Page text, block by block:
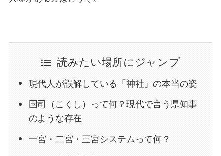
読みたい場所にジャンプ
現代人が誤解している「神社」の本当の姿
国司（こくし）って何？現代で言う県知事
のような存在
一宮・二宮・三宮システムって何？